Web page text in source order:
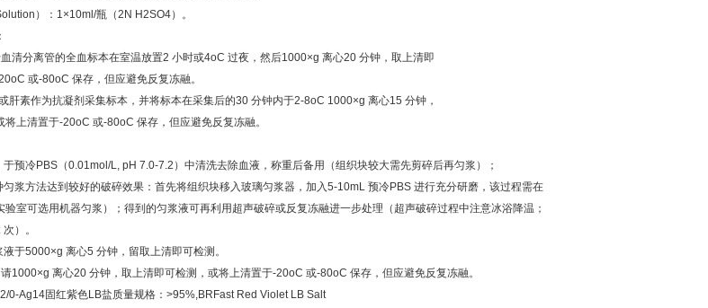
）： 1×10ml/瓶（2N H2SO4）。
清分离管的全血标本在室温放置2 小时或4oC 过夜，然后1000×g 离心20 分钟，取上清即
或-80oC 保存，但应避免反复冻融。
肝素作为抗凝剂采集标本，并将标本在采集后的30 分钟内于2-8oC 1000×g 离心15 分钟，
将上清置于-20oC 或-80oC 保存，但应避免反复冻融。
于预冷PBS （0.01mol/L, pH 7.0-7.2 ）中清洗去除血液，称重后备用（组织块较大需先剪碎后再匀浆）；
浆方法达到较好的破碎效果：首先将组织块移入玻璃匀浆器，加入5-10mL 预冷PBS 进行充分研磨，该过程需在
验室可选用机器匀浆）；得到的匀浆液可再利用超声破碎或反复冻融进一步处理（超声破碎过程中注意冰浴降温；
次）。
液于5000×g 离心5 分钟，留取上清即可检测。
1000×g 离心20 分钟，取上清即可检测，或将上清置于-20oC 或-80oC 保存，但应避免反复冻融。
0-Ag14固红紫色LB盐质量规格： >95%,BRFast Red Violet LB Salt